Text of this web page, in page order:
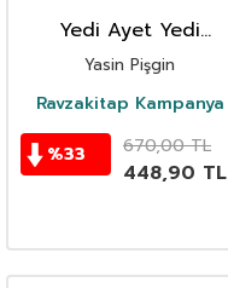
Yedi Ayet Yedi
Sahsiyet Mevla Bize
Ne Söyler Ikili Kitap
Seti
Yasin Pişgin
Ravzakitap Kampanya
%33 670,00TL
448,90 TL